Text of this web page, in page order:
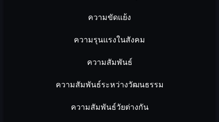
ความขัดแย้ง
ความรุนแรงในสังคม
ความสัมพันธ์
ความสัมพันธ์ระหว่างวัฒนธรรม
ความสัมพันธ์วัยต่างกัน